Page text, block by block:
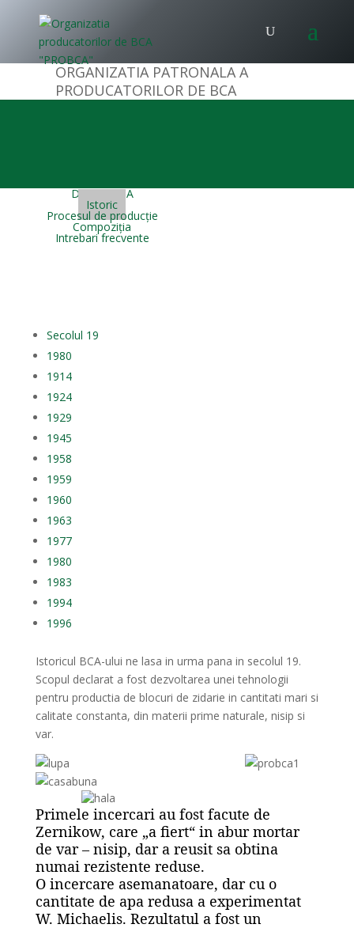
ORGANIZATIA PATRONALA A
PRODUCATORILOR DE BCA
Despre BCA
Istoric
Procesul de producție
Compoziția
Intrebari frecvente
Secolul 19
1980
1914
1924
1929
1945
1958
1959
1960
1963
1977
1980
1983
1994
1996
Istoricul BCA-ului ne lasa in urma pana in secolul 19.
Scopul declarat a fost dezvoltarea unei tehnologii
pentru productia de blocuri de zidarie in cantitati mari si
calitate constanta, din materii prime naturale, nisip si
var.
Primele incercari au fost facute de
Zernikow, care „a fiert“ in abur mortar
de var – nisip, dar a reusit sa obtina
numai rezistente reduse.
O incercare asemanatoare, dar cu o
cantitate de apa redusa a experimentat
W. Michaelis. Rezultatul a fost un